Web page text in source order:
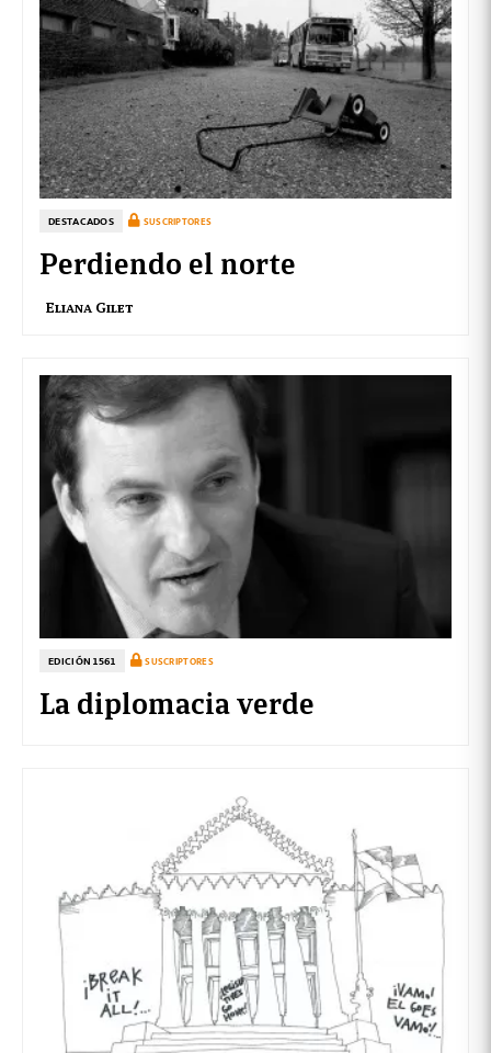
DESTACADOS SUSCRIPTORES
Perdiendo el norte
Eliana Gilet
EDICIÓN 1561 SUSCRIPTORES
La diplomacia verde